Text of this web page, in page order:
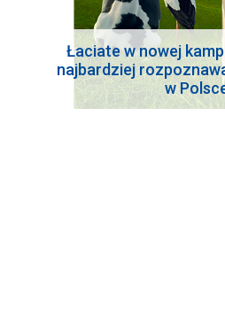
Łaciate w nowej
najbardziej
w